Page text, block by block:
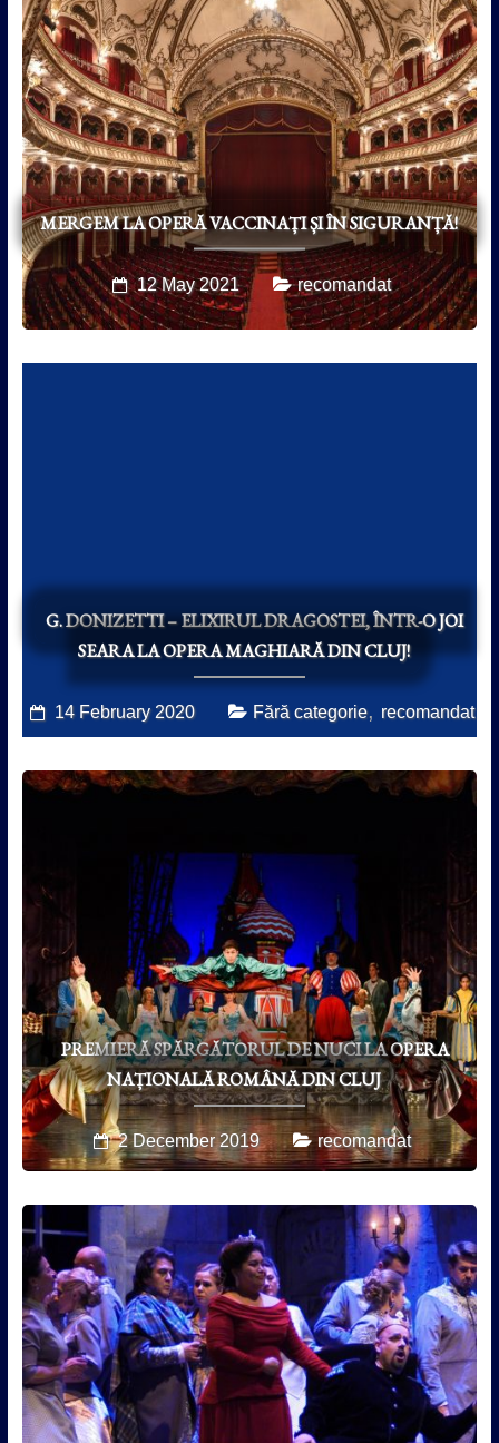
MERGEM LA OPERĂ VACCINAȚI ȘI ÎN SIGURANȚĂ!
12 May 2021 recomandat
G. DONIZETTI – ELIXIRUL DRAGOSTEI, ÎNTR-O JOI
SEARA LA OPERA MAGHIARĂ DIN CLUJ!
14 February 2020 Fără categorie, recomandat
PREMIERĂ SPĂRGĂTORUL DE NUCI LA OPERA
NAȚIONALĂ ROMÂNĂ DIN CLUJ
2 December 2019 recomandat